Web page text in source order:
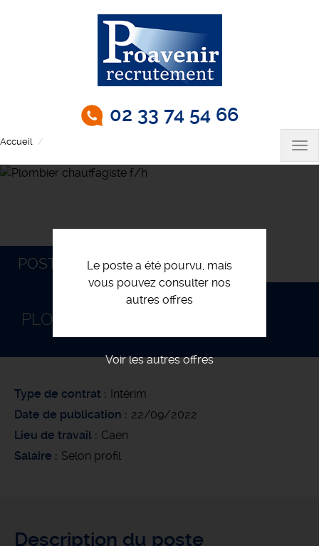
02 33 74 54 66
Accueil
Le poste a été pourvu, mais
vous pouvez consulter nos
autres offres
Voir les autres offres
POSTULEZ
PLOMBIER CHAUFFAGISTE F/H
Type de contrat
Intérim
Date de publication
22/09/2022
Lieu de travail
Caen
Salaire
Selon profil
Description du poste